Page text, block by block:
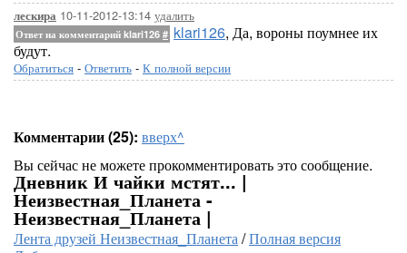
лескира 10-11-2012-13:14 удалить
Ответ на комментарий klari126 # klari126, Да, вороны поумнее их
будут.
Обратиться - Ответить - К полной версии
Комментарии (25): вверх^
Вы сейчас не можете прокомментировать это сообщение.
Дневник И чайки мстят... |
Неизвестная_Планета -
Неизвестная_Планета |
Лента друзей Неизвестная_Планета/Полная версия